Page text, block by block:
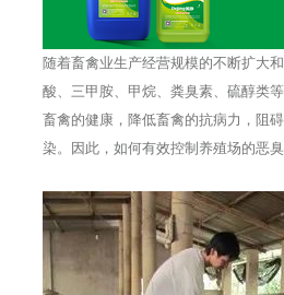
随着畜禽业生产经营规模的不断扩大
酸、三甲胺、甲烷、粪臭素、硫醇类
畜禽的健康，降低畜禽的抗病力，阻
染。因此，如何有效控制养殖场的恶